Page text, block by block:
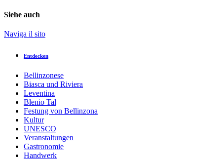
Siehe auch
Naviga il sito
Entdecken
Bellinzonese
Biasca und Riviera
Leventina
Blenio Tal
Festung von Bellinzona
Kultur
UNESCO
Veranstaltungen
Gastronomie
Handwerk